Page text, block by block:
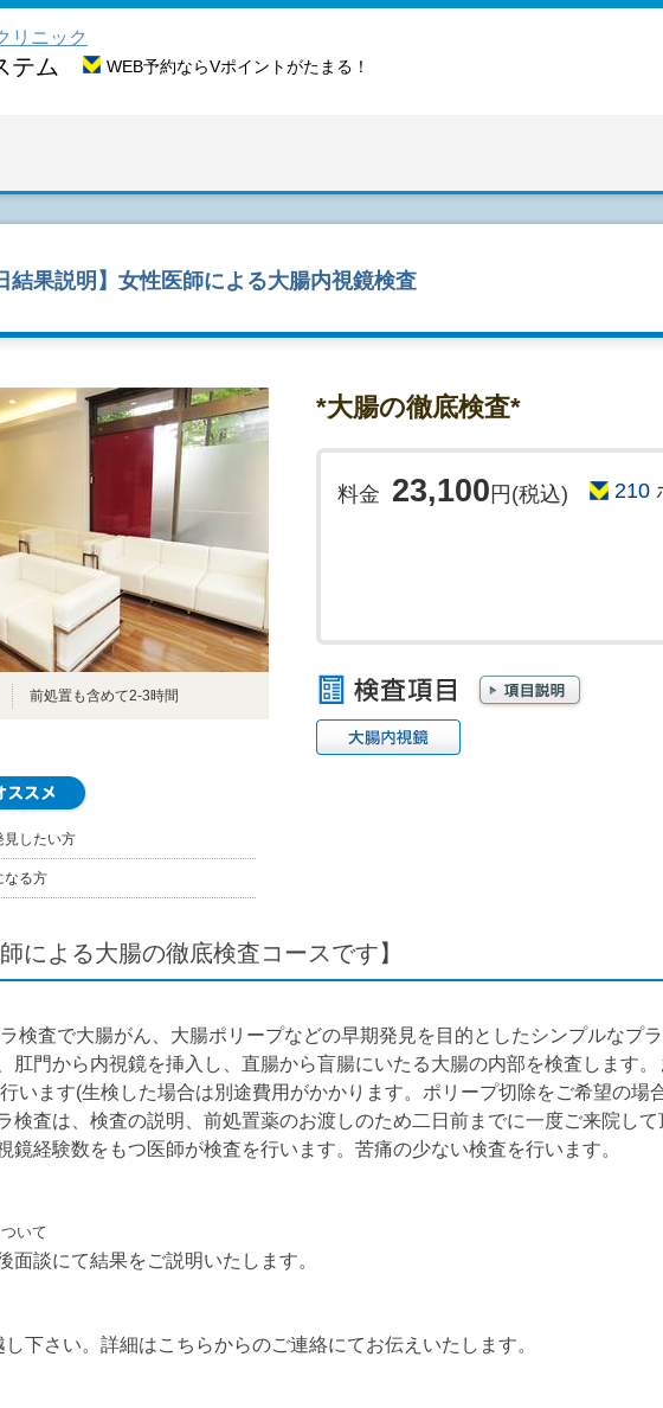
リニック
テム WEB予約ならVポイントがたまる！
結果説明】女性医師による大腸内視鏡検査
前処置も含めて2-3時間
見したい方
なる方
*大腸の徹底検査*
料金 23,100円(税込) 210
師による大腸の徹底検査コースです】
検査で大腸がん、大腸ポリープなどの早期発見を目的としたシンプルなプ
肛門から内視鏡を挿入し、直腸から盲腸にいたる大腸の内部を検査します
います(生検した場合は別途費用がかかります。ポリープ切除をご希望の場
検査は、検査の説明、前処置薬のお渡しのため二日前までに一度ご来院し
鏡経験数をもつ医師が検査を行います。苦痛の少ない検査を行います。
面談にて結果をご説明いたします。
下さい。詳細はこちらからのご連絡にてお伝えいたします。